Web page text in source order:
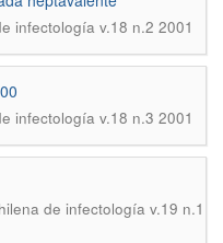
infectología v.18 n.2 2001
infectología v.18 n.3 2001
de infectología v.19 n.1